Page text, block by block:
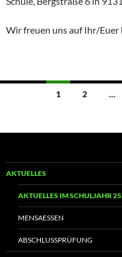
Wir freuen uns auf Ihr/Euer
Beitragsnavigation
1 2 …
AKTUELLES
AKTUELLES IM SCHULJAHR
MENSAESSEN
ABSCHLUSSPRÜFUNG